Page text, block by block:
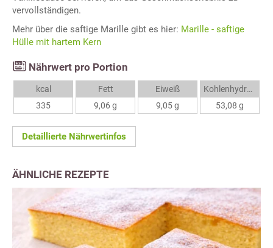
vervollständigen.
Mehr über die saftige Marille gibt es hier: Marille - saftige
Hülle mit hartem Kern
Nährwert pro Portion
kcal
335
Fett
9,06 g
Eiweiß
9,05 g
Kohlenhydrate
53,08 g
Detaillierte Nährwertinfos
ÄHNLICHE REZEPTE